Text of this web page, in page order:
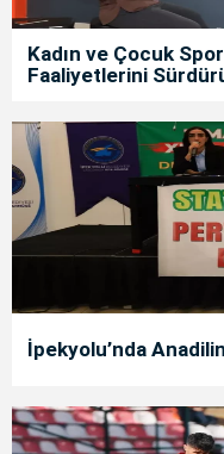
Kadın ve Çocuk
Faaliyetlerini
İpekyolu’nda